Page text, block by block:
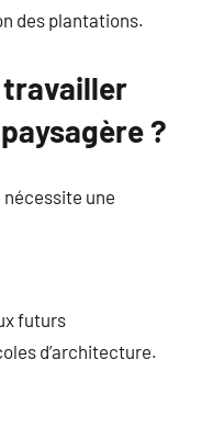
des plantations.
travailler
?
une
futurs
d’architecture.